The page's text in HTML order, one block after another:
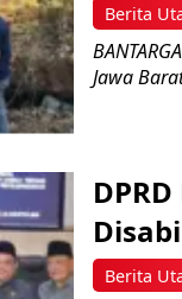
Berita
Jawa
Berita